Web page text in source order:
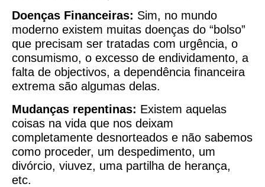
Doenças Financeiras: Sim, no mundo
moderno existem muitas doenças do “bolso”
que precisam ser tratadas com urgência, o
consumismo, o excesso de endividamento, a
falta de objectivos, a dependência financeira
extrema são algumas delas.
Mudanças repentinas: Existem aquelas
coisas na vida que nos deixam
completamente desnorteados e não sabemos
como proceder, um despedimento, um
divórcio, viuvez, uma partilha de herança,
etc.